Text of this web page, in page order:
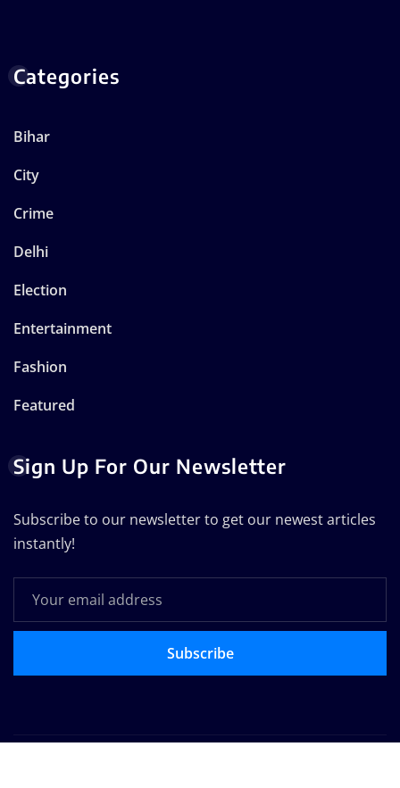
Categories
Bihar
City
Crime
Delhi
Election
Entertainment
Fashion
Featured
Sign Up For Our Newsletter
Subscribe to our newsletter to get our newest articles
instantly!
Subscribe